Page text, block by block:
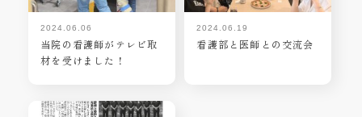
2024.06.06
当院の看護師がテレビ取
材を受けました！
2024.06.19
看護部と医師との交流会